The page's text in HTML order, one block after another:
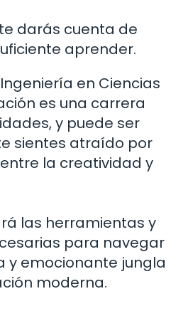
darás cuenta de
aprender.
en Ciencias
es una carrera
y puede ser
sientes atraído por
la creatividad y
las herramientas y
para navegar
y emocionante jungla
moderna.